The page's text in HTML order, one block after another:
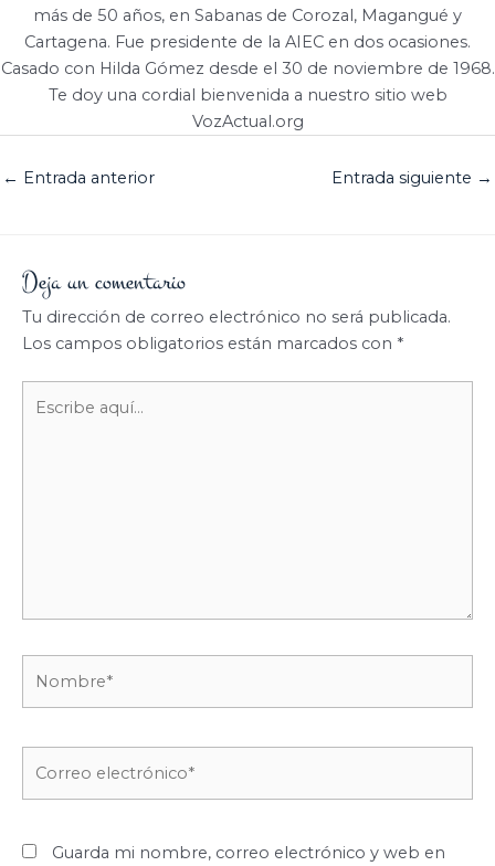
más de 50 años, en Sabanas de Corozal, Magangué y
Cartagena. Fue presidente de la AIEC en dos ocasiones.
Casado con Hilda Gómez desde el 30 de noviembre de 1968.
Te doy una cordial bienvenida a nuestro sitio web
VozActual.org
← Entrada anterior Entrada siguiente →
Deja un comentario
Tu dirección de correo electrónico no será publicada.
Los campos obligatorios están marcados con *
aquí...
Guarda mi nombre, correo electrónico y web en